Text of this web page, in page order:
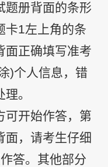
题册背面的条形
卡1左上角的条
面正确填写准考
)个人信息，错
。
开始作答，第
面，请考生仔细
答。其他部分